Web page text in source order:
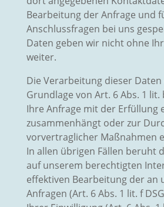
Bearbeitung der Anfrage und
Anschlussfragen bei uns
Daten geben wir nicht ohne
weiter.
Die Verarbeitung dieser
Grundlage von Art. 6 Abs. 1 lit.
Ihre Anfrage mit der Erfüllung
zusammenhängt oder zur
vorvertraglicher Maßnahmen
In allen übrigen Fällen beruht
auf unserem berechtigten
effektiven Bearbeitung der an
Anfragen (Art. 6 Abs. 1 lit. f